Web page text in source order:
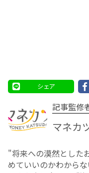
シェア
記事監修
マネカ
"将来への漠然とした
めていいのかわから